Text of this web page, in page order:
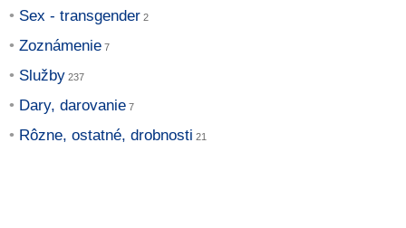
Sex - transgender
Zoznámenie
Služby
Dary, darovanie
Rôzne, ostatné, drobnosti